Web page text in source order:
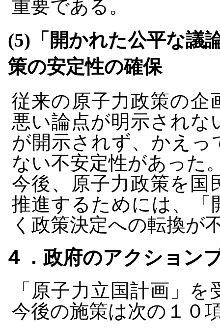
重要である。
(5)「開かれた公平な議
策の安定性の確保
従来の原子力政策の企
悪い論点が明示され
が開示されず、かえ
ない不安定性があった
今後、原子力政策を国
推進するためには、「
く政策決定への転換が
４．政府のアクション
「原子力立国計画」
今後の施策は次の１０